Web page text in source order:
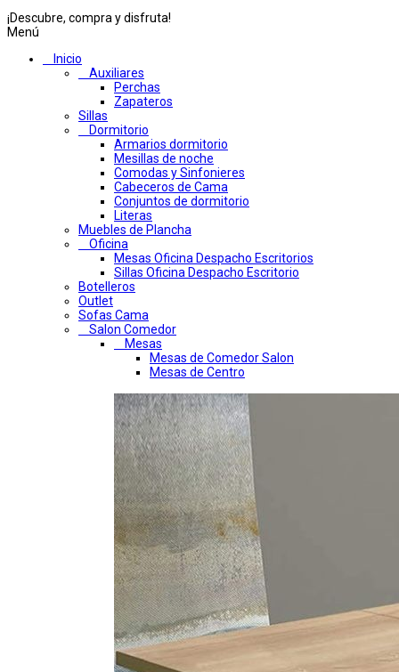
¡Descubre, compra y disfruta!
Menú
Inicio
Auxiliares
Perchas
Zapateros
Sillas
Dormitorio
Armarios dormitorio
Mesillas de noche
Comodas y Sinfonieres
Cabeceros de Cama
Conjuntos de dormitorio
Literas
Muebles de Plancha
Oficina
Mesas Oficina Despacho Escritorios
Sillas Oficina Despacho Escritorio
Botelleros
Outlet
Sofas Cama
Salon Comedor
Mesas
Mesas de Comedor Salon
Mesas de Centro